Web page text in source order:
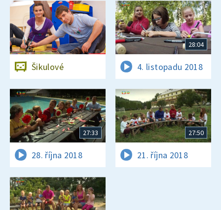
Šikulové
28:04
4. listopadu 2018
27:33
28. října 2018
27:50
21. října 2018